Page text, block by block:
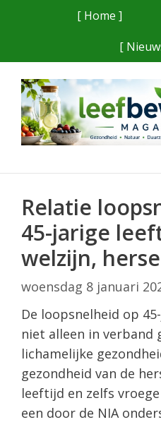
[ Home ]
[
Relatie
45-jarige
welzijn,
woensdag 8 januari
De loopsnelheid op
niet alleen in verband
lichamelijke
gezondheid van de
leeftijd en zelfs
een door de NIA